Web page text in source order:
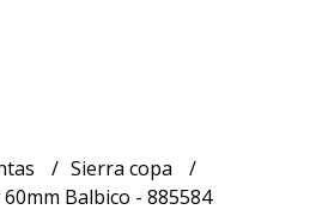
Sierra copa
Balbico - 885584